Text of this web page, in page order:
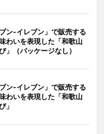
ン-イレブン」で販売する
わいを表現した「和歌山
」（パッケージなし）
ン-イレブン」で販売する
わいを表現した「和歌山
」